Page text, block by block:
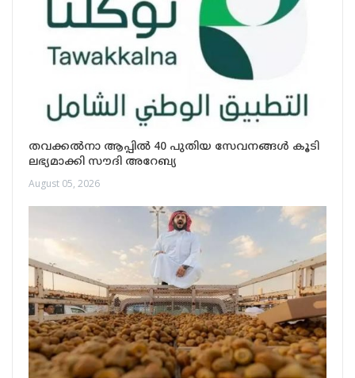
തവക്കൽനാ ആപ്പിൽ 40 പുതിയ സേവനങ്ങൾ കൂടി
ലഭ്യമാക്കി സൗദി അറേബ്യ
August 05, 2026